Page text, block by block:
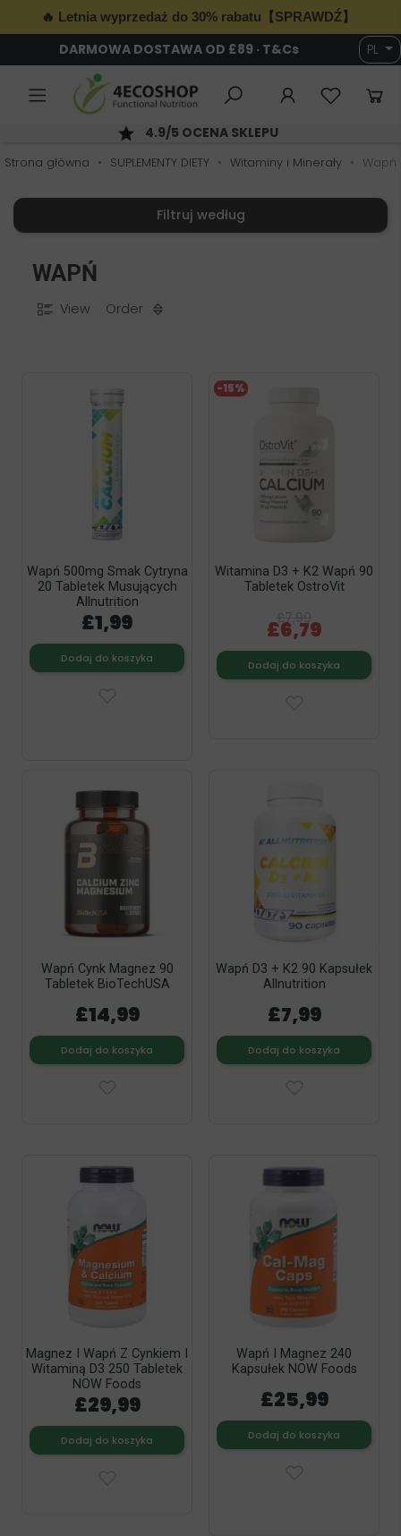
🔥 Letnia wyprzedaż do 30% rabatu【SPRAWDŹ】
DARMOWA DOSTAWA OD £89 · T&Cs PL
4.9/5 OCENA SKLEPU
Strona główna SUPLEMENTY DIETY Witaminy i Minerały Wapń
Filtruj według
WAPŃ
View Order
Wapń 500mg Smak Cytryna
20 Tabletek Musujących
Allnutrition
£1,99
Dodaj do koszyka
Witamina D3 + K2 Wapń 90
Tabletek OstroVit
£7,99
£6,79
Dodaj do koszyka
-15%
Wapń Cynk Magnez 90
Tabletek BioTechUSA
£14,99
Dodaj do koszyka
Wapń D3 + K2 90 Kapsułek
Allnutrition
£7,99
Dodaj do koszyka
Magnez I Wapń Z Cynkiem I
Witaminą D3 250 Tabletek
NOW Foods
£29,99
Dodaj do koszyka
Wapń I Magnez 240
Kapsułek NOW Foods
£25,99
Dodaj do koszyka